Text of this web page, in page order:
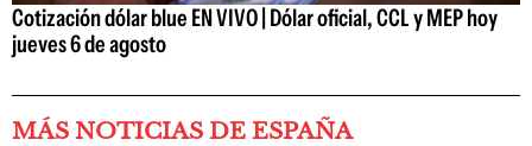
Cotización dólar blue EN VIVO | Dólar oficial, CCL y MEP hoy
jueves 6 de agosto
MÁS NOTICIAS DE ESPAÑA